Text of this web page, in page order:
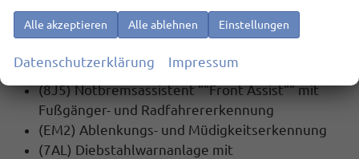
(QH1) Sprachassistent IDA
(4L6) Innenspiegel automatisch abblendbar
(8J5) Notbremsassistent ""Front Assist"" mit
Fußgänger- und Radfahrererkennung
(EM2) Ablenkungs- und Müdigkeitserkennung
(7AL) Diebstahlwarnanlage mit
Alle akzeptieren Alle ablehnen Einstellungen
Datenschutzerklärung Impressum